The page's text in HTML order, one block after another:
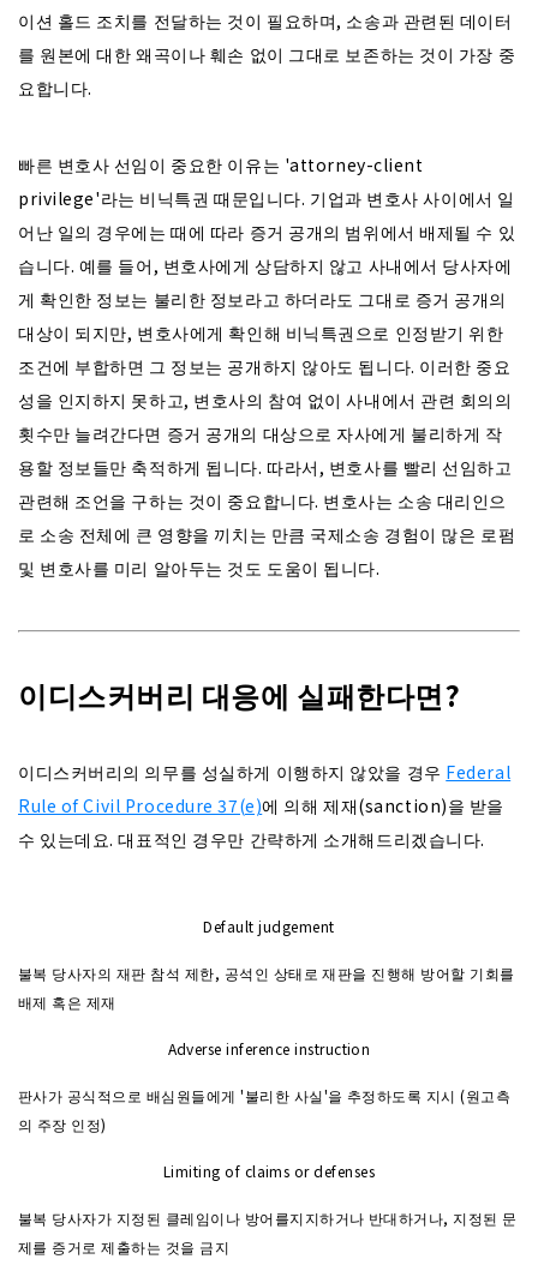
이션 홀드 조치를 전달하는 것이 필요하며, 소송과 관련된 데이터
를 원본에 대한 왜곡이나 훼손 없이 그대로 보존하는 것이 가장 중
요합니다.
빠른 변호사 선임이 중요한 이유는 'attorney-client
privilege'라는 비닉특권 때문입니다. 기업과 변호사 사이에서 일
어난 일의 경우에는 때에 따라 증거 공개의 범위에서 배제될 수 있
습니다. 예를 들어, 변호사에게 상담하지 않고 사내에서 당사자에
게 확인한 정보는 불리한 정보라고 하더라도 그대로 증거 공개의
대상이 되지만, 변호사에게 확인해 비닉특권으로 인정받기 위한
조건에 부합하면 그 정보는 공개하지 않아도 됩니다. 이러한 중요
성을 인지하지 못하고, 변호사의 참여 없이 사내에서 관련 회의의
횟수만 늘려간다면 증거 공개의 대상으로 자사에게 불리하게 작
용할 정보들만 축적하게 됩니다. 따라서, 변호사를 빨리 선임하고
관련해 조언을 구하는 것이 중요합니다. 변호사는 소송 대리인으
로 소송 전체에 큰 영향을 끼치는 만큼 국제소송 경험이 많은 로펌
및 변호사를 미리 알아두는 것도 도움이 됩니다.
이디스커버리 대응에 실패한다면?
이디스커버리의 의무를 성실하게 이행하지 않았을 경우 Federal
Rule of Civil Procedure 37(e)에 의해 제재(sanction)을 받을
수 있는데요. 대표적인 경우만 간략하게 소개해드리겠습니다.
Default judgement
불복 당사자의 재판 참석 제한, 공석인 상태로 재판을 진행해 방어할 기회를
배제 혹은 제재
Adverse inference instruction
판사가 공식적으로 배심원들에게 '불리한 사실'을 추정하도록 지시 (원고측
의 주장 인정)
Limiting of claims or defenses
불복 당사자가 지정된 클레임이나 방어를지지하거나 반대하거나, 지정된 문
제를 증거로 제출하는 것을 금지